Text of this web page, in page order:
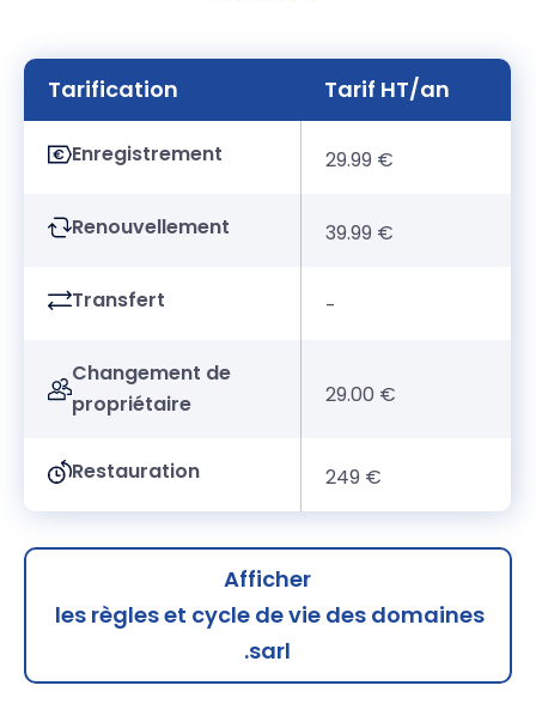
Tarification Tarif HT/an
Enregistrement 29.99 €
Renouvellement 39.99 €
Transfert -
Changement de
propriétaire
29.00 €
Restauration 249 €
Afficher
les règles et cycle de vie des domaines
.sarl